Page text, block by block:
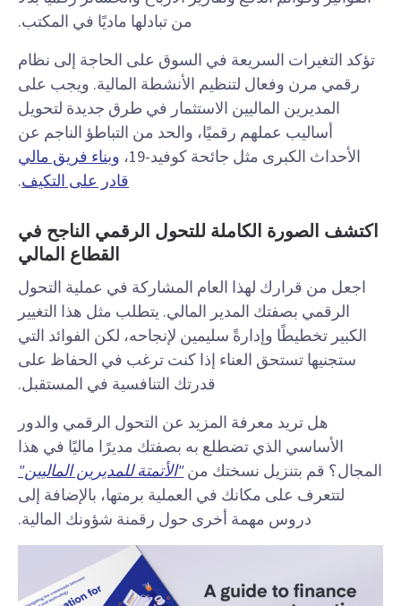
من تبادلها ماديًا في المكتب.
تؤكد التغيرات السريعة في السوق على الحاجة إلى نظام
رقمي مرن وفعال لتنظيم الأنشطة المالية. ويجب على
المديرين الماليين الاستثمار في طرق جديدة لتحويل
أساليب عملهم رقميًا، والحد من التباطؤ الناجم عن
الأحداث الكبرى مثل جائحة كوفيد-19،
وبناء فريق مالي
قادر على التكيف.
اكتشف الصورة الكاملة للتحول الرقمي الناجح في
القطاع المالي
اجعل من قرارك لهذا العام المشاركة في عملية التحول
الرقمي بصفتك المدير المالي. يتطلب مثل هذا التغيير
الكبير تخطيطًا وإدارةً سليمين لإنجاحه، لكن الفوائد التي
ستجنيها تستحق العناء إذا كنت ترغب في الحفاظ على
قدرتك التنافسية في المستقبل.
هل تريد معرفة المزيد عن التحول الرقمي والدور
الأساسي الذي تضطلع به بصفتك مديرًا ماليًا في هذا
المجال؟ قم بتنزيل نسختك من"الأتمتة للمديرين الماليين"
لتتعرف على مكانك في العملية برمتها، بالإضافة إلى
دروس مهمة أخرى حول رقمنة شؤونك المالية.